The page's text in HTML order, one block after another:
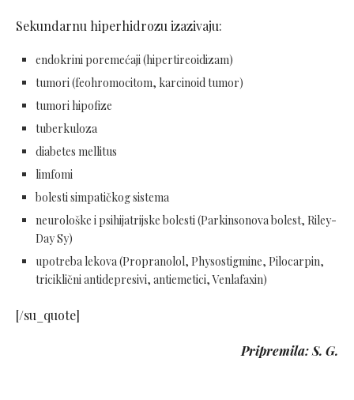
Sekundarnu hiperhidrozu izazivaju:
endokrini poremećaji (hipertireoidizam)
tumori (feohromocitom, karcinoid tumor)
tumori hipofize
tuberkuloza
diabetes mellitus
limfomi
bolesti simpatičkog sistema
neurološke i psihijatrijske bolesti (Parkinsonova bolest, Riley-
Day Sy)
upotreba lekova (Propranolol, Physostigmine, Pilocarpin,
triciklični antidepresivi, antiemetici, Venlafaxin)
[/su_quote]
Pripremila: S. G.